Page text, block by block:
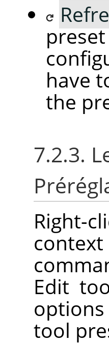
have
the
7.2.3.
Right-
Edit
tool